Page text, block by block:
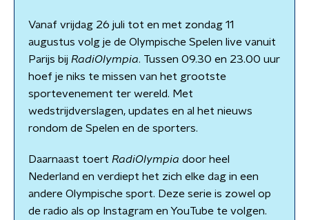
Vanaf vrijdag 26 juli tot en met zondag 11
augustus volg je de Olympische Spelen live vanuit
Parijs bij RadiOlympia. Tussen 09.30 en 23.00 uur
hoef je niks te missen van het grootste
sportevenement ter wereld. Met
wedstrijdverslagen, updates en al het nieuws
rondom de Spelen en de sporters.
Daarnaast toert RadiOlympia door heel
Nederland en verdiept het zich elke dag in een
andere Olympische sport. Deze serie is zowel op
de radio als op Instagram en YouTube te volgen.